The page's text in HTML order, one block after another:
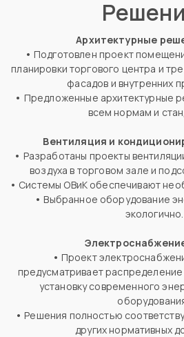
Архитектурные
• Подготовлен проект
планировки торгового центра и
фасадов и внутренних
• Предложенные архитектурные
всем нормам и
Вентиляция и
• Разработаны проекты
воздуха в торговом зале и
• Системы ОВиК обеспечивают
• Выбранное оборудование
экологично.
• Проект
предусматривает
установку современного
• Решения полностью
других нормативных